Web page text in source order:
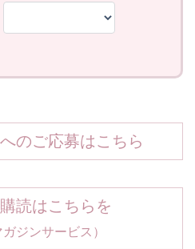
のご応募はこちら
読はこちらを
ジンサービス）